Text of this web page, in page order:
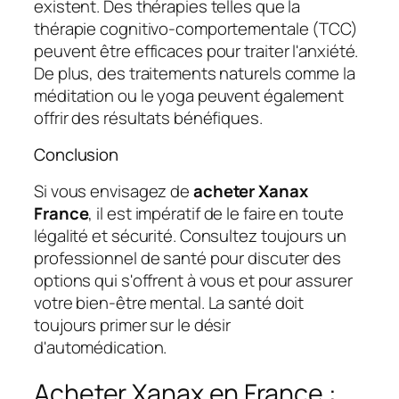
existent. Des thérapies telles que la
thérapie cognitivo-comportementale (TCC)
peuvent être efficaces pour traiter l'anxiété.
De plus, des traitements naturels comme la
méditation ou le yoga peuvent également
offrir des résultats bénéfiques.
Conclusion
Si vous envisagez deacheter Xanax
France, il est impératif de le faire en toute
légalité et sécurité. Consultez toujours un
professionnel de santé pour discuter des
options qui s'offrent à vous et pour assurer
votre bien-être mental. La santé doit
toujours primer sur le désir
d'automédication.